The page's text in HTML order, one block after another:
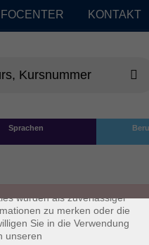
KONTAKT
Sprachen
gesendet und vom
wurden als zuverlässiger
zu merken oder die
Sie in die Verwendung
unseren